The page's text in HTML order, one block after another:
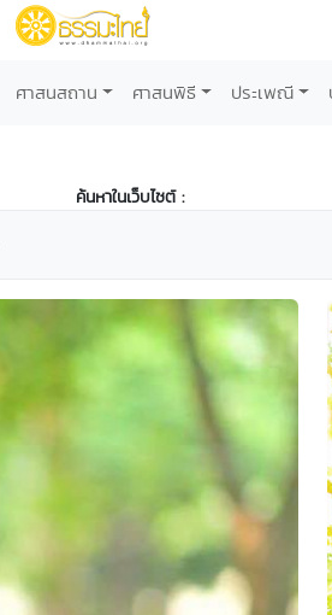
ศาสนสถาน ศาสนพิธี ประเพณี
ค้นหาในเว็บไซต์ :